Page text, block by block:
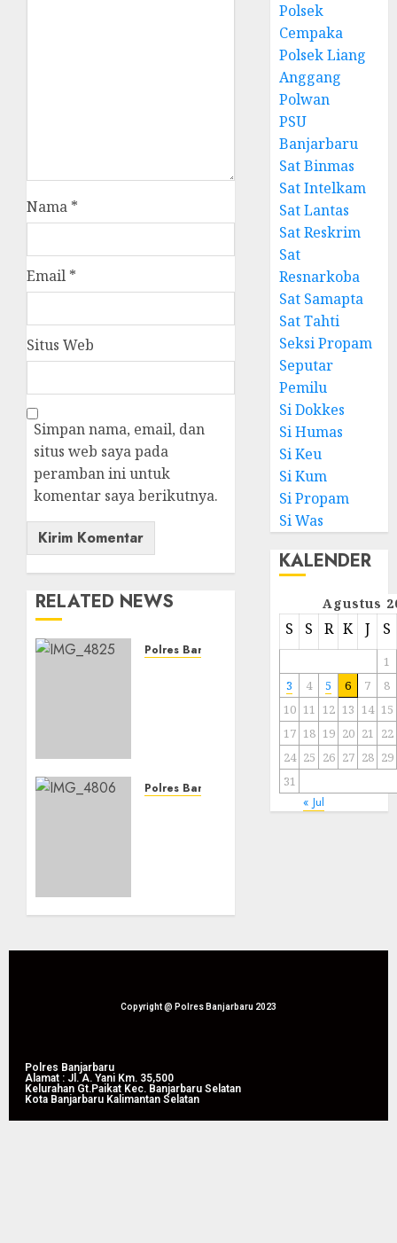
Nama *
Email *
Situs Web
Simpan nama, email, dan
situs web saya pada
peramban ini untuk
komentar saya berikutnya.
RELATED NEWS
Polres Banjarbaru
Bencana
05/08/2026
Polres Banjarbaru
Melalui
Tahun
0
Polsek
Cempaka
Polsek Liang
Anggang
Polwan
PSU
Banjarbaru
Sat Binmas
Sat Intelkam
Sat Lantas
Sat Reskrim
Sat
Resnarkoba
Sat Samapta
Sat Tahti
Seksi Propam
Seputar
Pemilu
Si Dokkes
Si Humas
Si Keu
Si Kum
Si Propam
Si Was
KALENDER
Agustus
S S R K J S
1
3
4 5 6 7
8
10 11 12 13 14 15
17 18 19 20 21 22
24 25 26 27 28 29
31
« Jul
Copyright @ Polres Banjarbaru 2023
Polres Banjarbaru
Alamat : Jl. A. Yani Km. 35,500
Kelurahan Gt.Paikat Kec. Banjarbaru Selatan
Kota Banjarbaru Kalimantan Selatan